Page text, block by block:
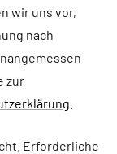
wir uns vor,
nach
zur
Erforderliche